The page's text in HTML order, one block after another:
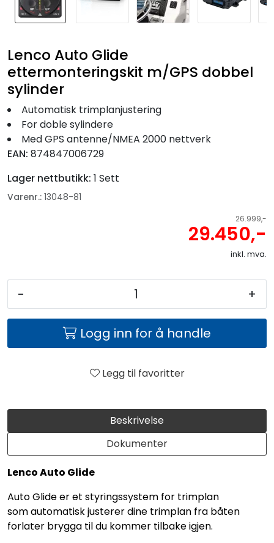
Beskrivelse
Dokumenter
Lenco Auto Glide
Auto Glide er et styringssystem for trimplan
som automatisk justerer dine trimplan fra båten
forlater brygga til du kommer tilbake igjen.
Lenco Auto Glide
ettermonteringskit m/GPS dobbel
sylinder
Automatisk trimplanjustering
For doble sylindere
Med GPS antenne/NMEA 2000 nettverk
EAN: 874847006729
Lager nettbutikk: 1 Sett
Varenr.: 13048-81
26.999,-
29.450,-
inkl. mva.
- +
Logg inn for å handle
Legg til favoritter